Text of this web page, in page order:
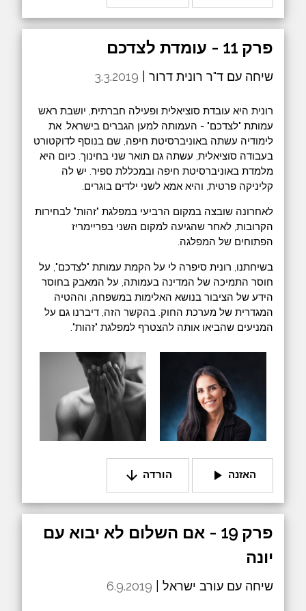
פרק 11 - עומדת לצדכם
שיחה עם ד"ר רונית דרור | 3.3.2019
רונית היא עובדת סוציאלית ופעילה חברתית, יושבת ראש
עמותת "לצדכם" - העמותה למען הגברים בישראל. את
לימודיה עשתה באוניברסיטת חיפה, שם בנוסף לדוקטורט
בעבודה סוציאלית, עשתה גם תואר שני בחינוך. כיום היא
מלמדת באוניברסיטת חיפה ובמכללת ספיר. יש לה
קליניקה פרטית, והיא אמא לשני ילדים בוגרים.
לאחרונה שובצה במקום הרביעי במפלגת "זהות" לבחירות
הקרובות, לאחר שהגיעה למקום השני בפריימריז
הפתוחים של המפלגה.
בשיחתנו, רונית סיפרה לי על הקמת עמותת "לצדכם", על
חוסר התמיכה של המדינה בעמותה, על המאבק בחוסר
הידע של הציבור בנושא האלימות במשפחה, וההטיה
המגדרית של מערכת החוק. בהקשר הזה, דיברנו גם על
המניעים שהביאו אותה להצטרף למפלגת "זהות".
האזנה play_arrow הורדה arrow_downward
פרק 19 - אם השלום לא יבוא עם
יונה
שיחה עם עורב ישראל | 6.9.2019